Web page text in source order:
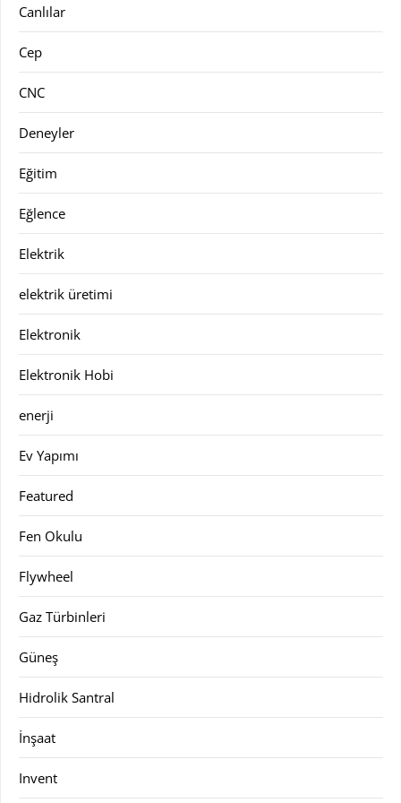
Canlılar
Cep
CNC
Deneyler
Eğitim
Eğlence
Elektrik
elektrik üretimi
Elektronik
Elektronik Hobi
enerji
Ev Yapımı
Featured
Fen Okulu
Flywheel
Gaz Türbinleri
Güneş
Hidrolik Santral
İnşaat
Invent